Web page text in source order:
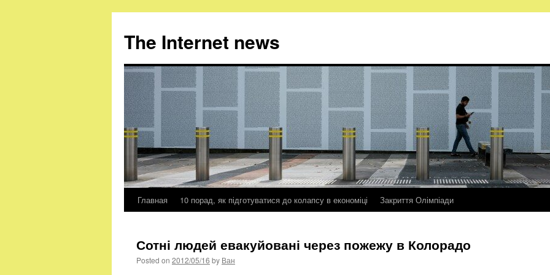
The Internet news
Skip
content
Главная 10 порад, як підготуватися до колапсу в економіці Закриття Олімпіади
Сотні людей евакуйовані через пожежу в Колорадо
Posted on 2012/05/16 by Ван